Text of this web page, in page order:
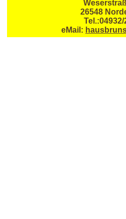
26548
Tel.:04932/
eMail: